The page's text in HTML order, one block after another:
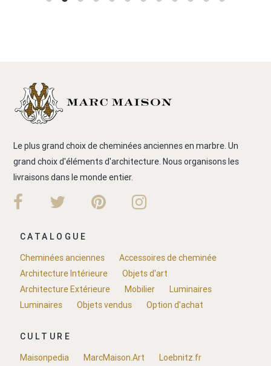
Le plus grand choix de cheminées anciennes en marbre. Un
grand choix d'éléments d'architecture. Nous organisons les
livraisons dans le monde entier.
CATALOGUE
Cheminées anciennes
Accessoires de cheminée
Architecture Intérieure
Objets d'art
Architecture Extérieure
Mobilier
Luminaires
Luminaires
Objets vendus Option d'achat
CULTURE
Maisonpedia
MarcMaison.Art
Loebnitz.fr